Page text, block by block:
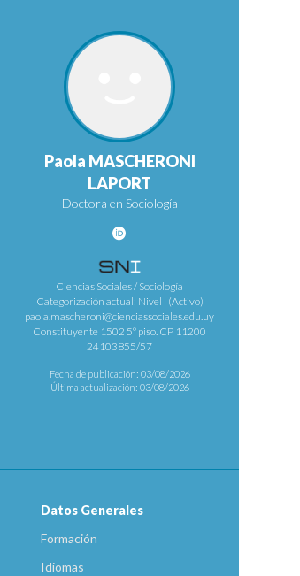
Paola MASCHERONI
LAPORT
Doctora en Sociología
Ciencias Sociales / Sociología
Categorización actual: Nivel I (Activo)
paola.mascheroni@cienciassociales.edu.uy
Constituyente 1502 5º piso. CP 11200
24103855/57
Fecha de publicación: 03/08/2026
Última actualización: 03/08/2026
Datos Generales
Formación
Idiomas